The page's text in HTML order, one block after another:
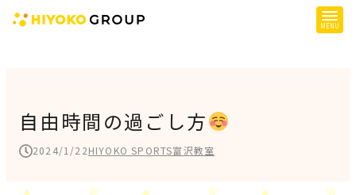
提供サービス
子育て支援
自由時間の過ごし方
2024/1/22HIYOKO SPORTS富沢教室